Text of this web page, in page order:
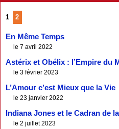
1 2
En Même Temps
le 7 avril 2022
Astérix et Obélix : l’Empire du
le 3 février 2023
L’Amour c’est Mieux que la Vie
le 23 janvier 2022
Indiana Jones et le Cadran de
le 2 juillet 2023